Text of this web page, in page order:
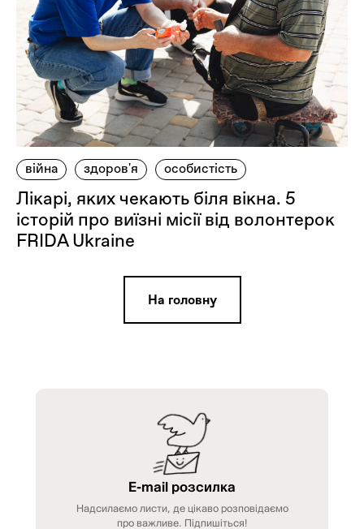
війна здоров'я особистість
Лікарі, яких чекають біля вікна. 5
історій про виїзні місії від волонтерок
FRIDA Ukraine
На головну
E-mail розсилка
Надсилаємо листи, де цікаво розповідаємо
про важливе. Підпишіться!